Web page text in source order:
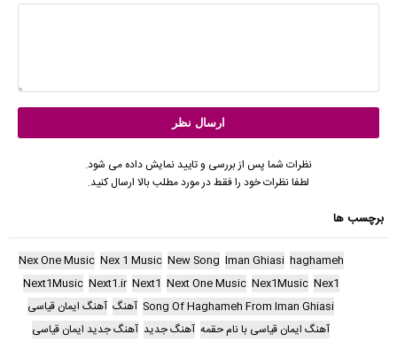
نظرات شما پس از بررسی و تایید نمایش داده می شود.
لطفا نظرات خود را فقط در مورد مطلب بالا ارسال کنید.
برچسب ها
haghameh
Iman Ghiasi
New Song
Nex 1 Music
Nex One Music
Nex1
Nex1Music
Next One Music
Next1
Next1.ir
Next1Music
Song Of Haghameh From Iman Ghiasi آهنگ آهنگ ایمان قیاسی
آهنگ ایمان قیاسی با نام حقمه آهنگ جدید آهنگ جدید ایمان قیاسی